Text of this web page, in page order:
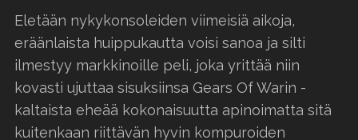
Eletään nykykonsoleiden viimeisiä aikoja,
eräänlaista huippukautta voisi sanoa ja silti
ilmestyy markkinoille peli, joka yrittää niin
kovasti ujuttaa sisuksiinsa Gears Of Warin -
kaltaista eheää kokonaisuutta apinoimatta sitä
kuitenkaan riittävän hyvin kompuroiden